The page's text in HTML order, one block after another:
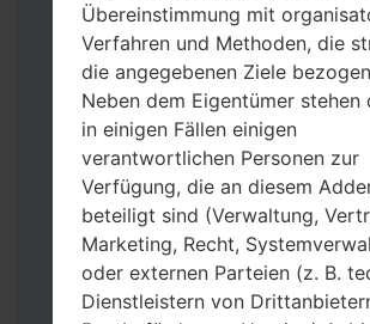
Laden Sie auf Ihren PC:
Version herunter.
Dann laden Sie die
herunter und entpacken Sie
Sie brauchen 1(wählen Sie hier
Datei aus) oder 5 (wählen Sie
Dateien aus) Firmware-
Übereinstimmung mit
Verfahren und Methoden, die
die angegebenen Ziele
Neben dem Eigentümer stehen
in einigen Fällen einigen
verantwortlichen Personen zur
Verfügung, die an diesem
beteiligt sind (Verwaltung,
Marketing, Recht,
oder externen Parteien (z. B.
Dienstleistern von